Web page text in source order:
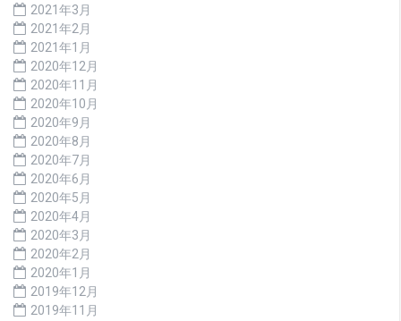
2021年3月
2021年2月
2021年1月
2020年12月
2020年11月
2020年10月
2020年9月
2020年8月
2020年7月
2020年6月
2020年5月
2020年4月
2020年3月
2020年2月
2020年1月
2019年12月
2019年11月